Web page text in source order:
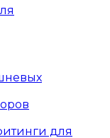
для